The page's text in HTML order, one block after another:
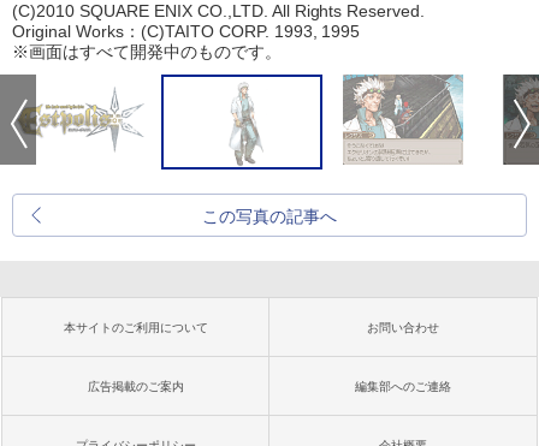
(C)2010 SQUARE ENIX CO.,LTD. All Rights Reserved.
Original Works：(C)TAITO CORP. 1993, 1995
※画面はすべて開発中のものです。
この写真の記事へ
本サイトのご利用について お問い合わせ
広告掲載のご案内 編集部へのご連絡